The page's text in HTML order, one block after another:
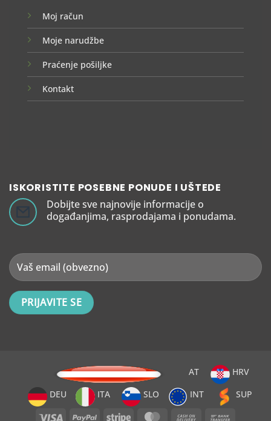
Moj račun
Moje narudžbe
Praćenje pošiljke
Kontakt
ISKORISTITE POSEBNE PONUDE I UŠTEDE
Dobijte sve najnovije informacije o
događanjima, rasprodajama i ponudama.
AT
HRV
DEU
ITA SLO INT
SUP
Visa
PayPal Stripe MasterCard
Cash